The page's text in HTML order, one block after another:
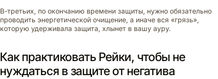
В-третьих, по окончанию времени защиты, нужно обязательно
проводить энергетической очищение, а иначе вся «грязь»,
которую удерживала защита, хлынет в вашу ауру.
Как практиковать Рейки, чтобы не
нуждаться в защите от негатива